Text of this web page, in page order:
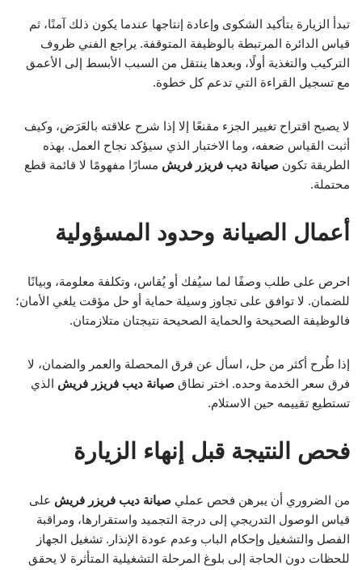
تبدأ الزيارة بتأكيد الشكوى وإعادة إنتاجها عندما يكون ذلك آمنًا، ثم
قياس الدائرة المرتبطة بالوظيفة المتوقفة. يراجع الفني ظروف
التركيب والتغذية أولًا، وبعدها ينتقل من السبب الأبسط إلى الأعمق
مع تسجيل القراءة التي تدعم كل خطوة.
لا يصبح اقتراح تغيير الجزء مقنعًا إلا إذا شرح علاقته بالعَرَض، وكيف
أثبت القياس ضعفه، وما الاختبار الذي سيؤكد نجاح العمل. بهذه
الطريقة تكون صيانة ديب فريزر فريش مسارًا مفهومًا لا قائمة قطع
محتملة.
أعمال الصيانة وحدود المسؤولية
احرص على طلب وصفًا لما سيُفك أو يُقاس، وتكلفة معلومة، وبيانًا
للضمان. لا توافق على تجاوز وسيلة حماية أو حل مؤقت يلغي الأمان؛
فالوظيفة الصحيحة والحماية الصحيحة نتيجتان متلازمتان.
إذا طُرح أكثر من حل، اسأل عن فرق المحصلة والعمر والضمان، لا
فرق سعر الخدمة وحده. اختر نطاق صيانة ديب فريزر فريش الذي
تستطيع تقييمه حين الاستلام.
فحص النتيجة قبل إنهاء الزيارة
من الضروري أن يبرهن فحص عملي صيانة ديب فريزر فريش على
قياس الوصول التدريجي إلى درجة التجميد واستقرارها، ومراقبة
الفصل والتشغيل وإحكام الباب وعدم عودة الإنذار. تشغيل الجهاز
للحظات دون الحاجة إلى بلوغ المرحلة التشغيلية المتأثرة لا يحقق